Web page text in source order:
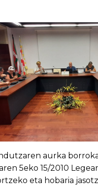
aurka
5eko 15/2010
eta hobaria